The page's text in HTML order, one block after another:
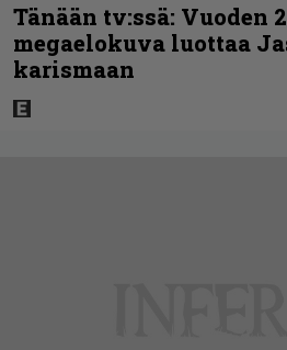
Tänään tv:ssä: Vuoden
megaelokuva luottaa
karismaan